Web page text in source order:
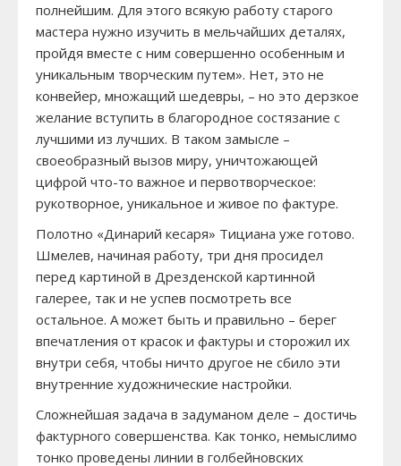
полнейшим. Для этого всякую работу старого
мастера нужно изучить в мельчайших деталях,
пройдя вместе с ним совершенно особенным и
уникальным творческим путем». Нет, это не
конвейер, множащий шедевры, – но это дерзкое
желание вступить в благородное состязание с
лучшими из лучших. В таком замысле –
своеобразный вызов миру, уничтожающей
цифрой что-то важное и первотворческое:
рукотворное, уникальное и живое по фактуре.
Полотно «Динарий кесаря» Тициана уже готово.
Шмелев, начиная работу, три дня просидел
перед картиной в Дрезденской картинной
галерее, так и не успев посмотреть все
остальное. А может быть и правильно – берег
впечатления от красок и фактуры и сторожил их
внутри себя, чтобы ничто другое не сбило эти
внутренние художнические настройки.
Сложнейшая задача в задуманом деле – достичь
фактурного совершенства. Как тонко, немыслимо
тонко проведены линии в голбейновских